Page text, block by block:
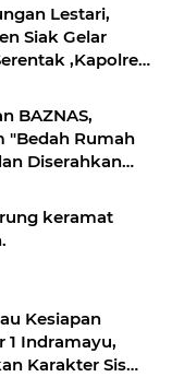
Lestari,
Siak Gelar
,Kapolres
BAZNAS,
"Bedah Rumah
Diserahkan
keramat
Kesiapan
1 Indramayu,
Karakter Siswa